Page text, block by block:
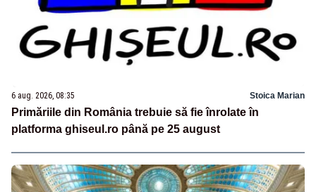
6 aug. 2026, 08:35 Stoica Marian
Primăriile din România trebuie să fie înrolate în
platforma ghiseul.ro până pe 25 august